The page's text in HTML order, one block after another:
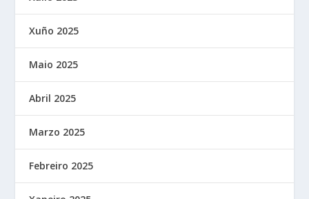
Xuño 2025
Maio 2025
Abril 2025
Marzo 2025
Febreiro 2025